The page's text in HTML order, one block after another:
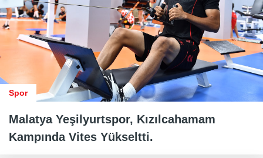
Spor
Malatya Yeşilyurtspor, Kızılcahamam
Kampında Vites Yükseltti.